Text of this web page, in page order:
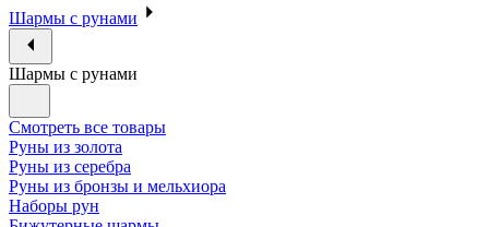
Шармы с рунами
Шармы с рунами
Смотреть все товары
Руны из золота
Руны из серебра
Руны из бронзы и мельхиора
Наборы рун